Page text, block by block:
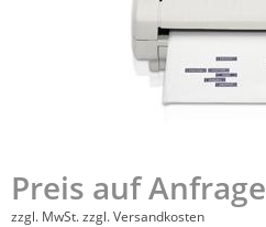
Preis auf Anfrage
zzgl. MwSt.zzgl. Versandkosten